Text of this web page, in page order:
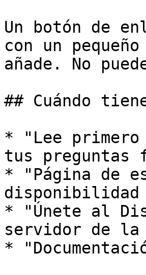
Un botón de
con un
añade. No
## Cuándo
* "Lee
tus preguntas
* "Página de
disponibilidad
* "Únete al
servidor de la
*